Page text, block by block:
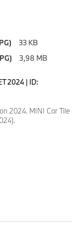
33 KB
3,98 MB
2024 | ID:
2024. MINI Car Tile